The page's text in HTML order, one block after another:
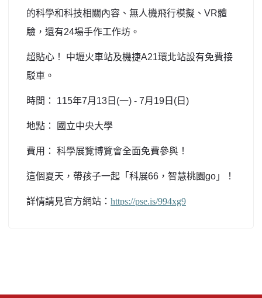
的科學和科技相關內容、無人機飛行模擬、 VR體
驗，還有24場手作工作坊。
超貼心！ 中壢火車站及機捷A21環北站設有免費接
駁車。
時間： 115年7月 13 日 (一) - 7月 19 日 ( 日 )
地點： 國立中央大學
費用： 科學展覽博覽會全面免費參與！
這個夏天，帶孩子一起「科展66 ，智慧桃園go 」！
詳情請見官方網站： https://pse.is/994xg9